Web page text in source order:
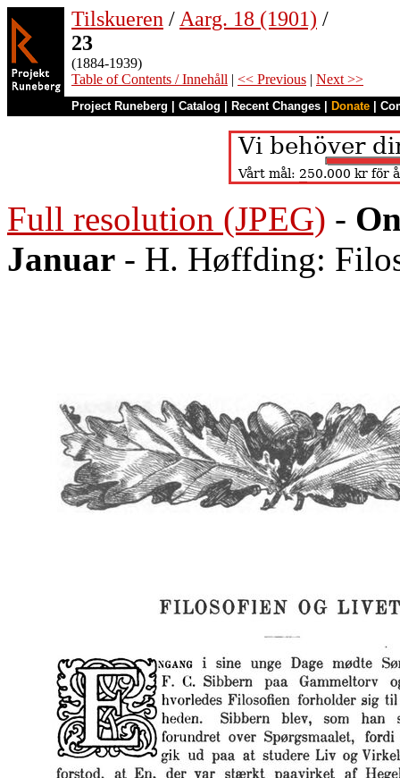
Tilskueren / Aarg. 18 (1901) /
23
(1884-1939)
Table of Contents / Innehåll | << Previous | Next >>
Project Runeberg Catalog Recent Changes Donate
Full resolution (JPEG) -
Januar - H. Høffding: